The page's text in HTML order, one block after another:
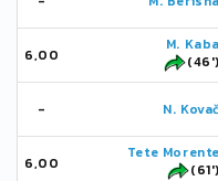
6,00
M. Kaba
(46')
- N. Kovač
6,00
Tete Morente
(61')